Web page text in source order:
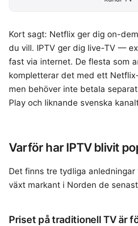
Kort sagt: Netflix ger dig on-
du vill. IPTV ger dig live-TV —
fast via internet. De flesta som
kompletterar det med ett
men behöver inte betala
Play och liknande svenska
Varför har IPTV blivit
Det finns tre tydliga anledningar
växt markant i Norden de
Priset på traditionell TV är